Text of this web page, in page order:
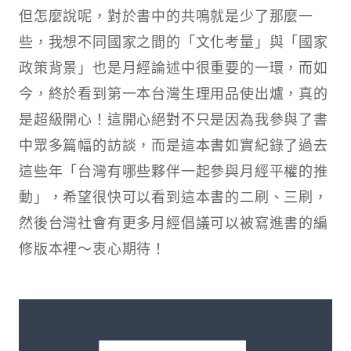
但怎麼說呢，對於書中的共鳴就是少了那麼一
些，我想不同國家之間的「文化考量」與「國家
政策背景」也是月經論述中很重要的一環，而如
今，終於看到第一本台灣生理用品使出爐，真的
是超級開心！這開心絕對不只是因為我參與了書
中眾多篇幅的訪談，而是這本書如實紀錄了過去
這些年「台灣有哪些夥伴一起參與月經平權的推
動」，希望很快可以看到這本書的二刷、三刷，
然後台灣社會有更多月經倡議可以被寫進書的編
修版本裡～衷心期待！